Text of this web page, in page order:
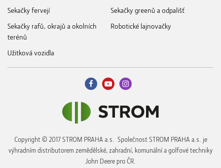
Sekačky fervejí
Sekačky greenů a odpališť
Sekačky rafů, okrajů a okolních
terénů
Robotické lajnovačky
Užitková vozidla
Copyright © 2017 STROM PRAHA a.s. Společnost STROM PRAHA a.s. je
výhradním distributorem zemědělské, zahradní, komunální a golfové techniky
John Deere pro ČR.